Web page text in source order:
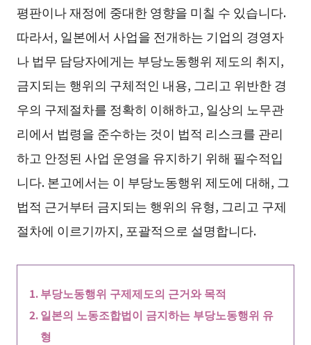
평판이나 재정에 중대한 영향을 미칠 수 있습니다.
따라서, 일본에서 사업을 전개하는 기업의 경영자
나 법무 담당자에게는 부당노동행위 제도의 취지,
금지되는 행위의 구체적인 내용, 그리고 위반한 경
우의 구제절차를 정확히 이해하고, 일상의 노무관
리에서 법령을 준수하는 것이 법적 리스크를 관리
하고 안정된 사업 운영을 유지하기 위해 필수적입
니다. 본고에서는 이 부당노동행위 제도에 대해, 그
법적 근거부터 금지되는 행위의 유형, 그리고 구제
절차에 이르기까지, 포괄적으로 설명합니다.
부당노동행위 구제제도의 근거와 목적
일본의 노동조합법이 금지하는 부당노동행위 유
형